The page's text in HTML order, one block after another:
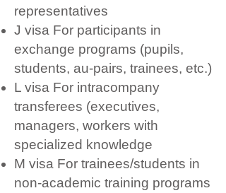
representatives
J visa For participants in
exchange programs (pupils,
students, au-pairs, trainees, etc.)
L visa For intracompany
transferees (executives,
managers, workers with
specialized knowledge
M visa For trainees/students in
non-academic training programs